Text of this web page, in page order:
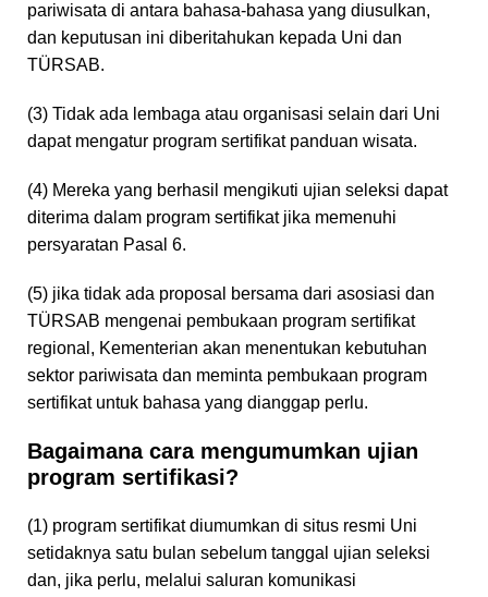
pariwisata di antara bahasa-bahasa yang diusulkan,
dan keputusan ini diberitahukan kepada Uni dan
TÜRSAB.
(3) Tidak ada lembaga atau organisasi selain dari Uni
dapat mengatur program sertifikat panduan wisata.
(4) Mereka yang berhasil mengikuti ujian seleksi dapat
diterima dalam program sertifikat jika memenuhi
persyaratan Pasal 6.
(5) jika tidak ada proposal bersama dari asosiasi dan
TÜRSAB mengenai pembukaan program sertifikat
regional, Kementerian akan menentukan kebutuhan
sektor pariwisata dan meminta pembukaan program
sertifikat untuk bahasa yang dianggap perlu.
Bagaimana cara mengumumkan ujian
program sertifikasi?
(1) program sertifikat diumumkan di situs resmi Uni
setidaknya satu bulan sebelum tanggal ujian seleksi
dan, jika perlu, melalui saluran komunikasi